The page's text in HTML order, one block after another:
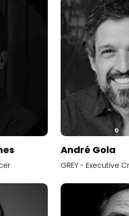
André Gola
GREY - Executive